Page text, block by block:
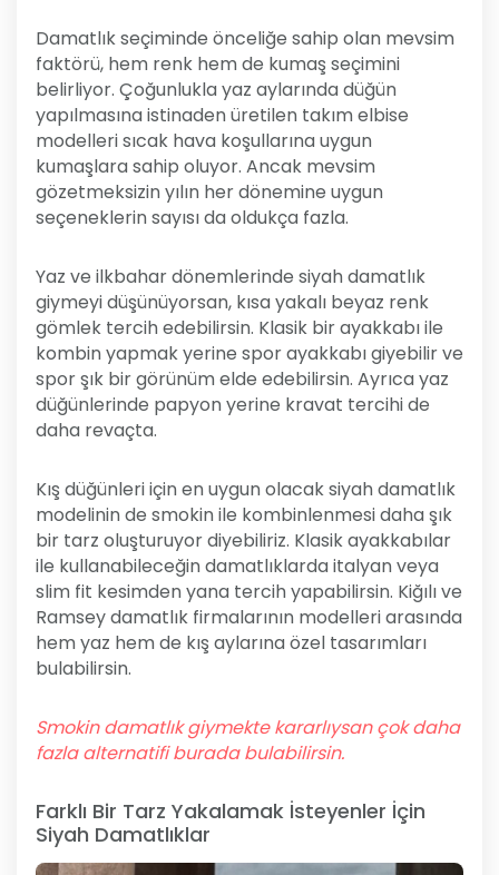
Damatlık seçiminde önceliğe sahip olan mevsim
faktörü, hem renk hem de kumaş seçimini
belirliyor. Çoğunlukla yaz aylarında düğün
yapılmasına istinaden üretilen takım elbise
modelleri sıcak hava koşullarına uygun
kumaşlara sahip oluyor. Ancak mevsim
gözetmeksizin yılın her dönemine uygun
seçeneklerin sayısı da oldukça fazla.
Yaz ve ilkbahar dönemlerinde siyah damatlık
giymeyi düşünüyorsan, kısa yakalı beyaz renk
gömlek tercih edebilirsin. Klasik bir ayakkabı ile
kombin yapmak yerine spor ayakkabı giyebilir ve
spor şık bir görünüm elde edebilirsin. Ayrıca yaz
düğünlerinde papyon yerine kravat tercihi de
daha revaçta.
Kış düğünleri için en uygun olacak siyah damatlık
modelinin de smokin ile kombinlenmesi daha şık
bir tarz oluşturuyor diyebiliriz. Klasik ayakkabılar
ile kullanabileceğin damatlıklarda italyan veya
slim fit kesimden yana tercih yapabilirsin. Kiğılı ve
Ramsey damatlık firmalarının modelleri arasında
hem yaz hem de kış aylarına özel tasarımları
bulabilirsin.
Smokin damatlık giymekte kararlıysan çok daha
fazla alternatifi burada bulabilirsin.
Farklı Bir Tarz Yakalamak İsteyenler İçin
Siyah Damatlıklar